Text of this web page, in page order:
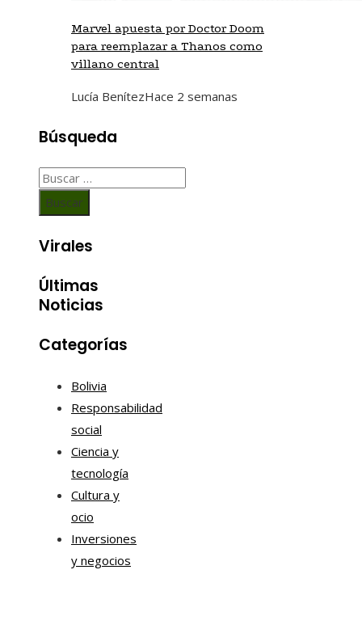
Marvel apuesta por Doctor Doom
para reemplazar a Thanos como
villano central
Lucía BenítezHace 2 semanas
Búsqueda
Buscar:
Virales
Últimas
Noticias
Categorías
Bolivia
Responsabilidad
social
Ciencia y
tecnología
Cultura y
ocio
Inversiones
y negocios